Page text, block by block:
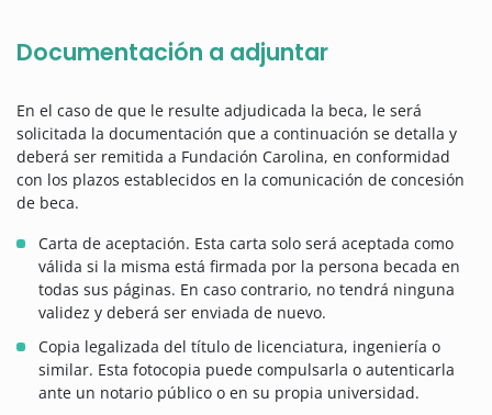
Documentación a adjuntar
En el caso de que le resulte adjudicada la beca, le será
solicitada la documentación que a continuación se detalla y
deberá ser remitida a Fundación Carolina, en conformidad
con los plazos establecidos en la comunicación de concesión
de beca.
Carta de aceptación. Esta carta solo será aceptada como
válida si la misma está firmada por la persona becada en
todas sus páginas. En caso contrario, no tendrá ninguna
validez y deberá ser enviada de nuevo.
Copia legalizada del título de licenciatura, ingeniería o
similar. Esta fotocopia puede compulsarla o autenticarla
ante un notario público o en su propia universidad.